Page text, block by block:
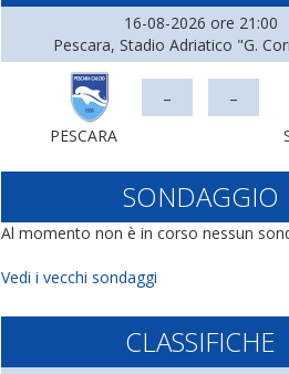
16-08-2026 ore 21:00
Pescara, Stadio Adriatico "G.
PESCARA
- -
SONDAGGIO
Al momento non è in corso nessun
Vedi i vecchi sondaggi
CLASSIFICHE